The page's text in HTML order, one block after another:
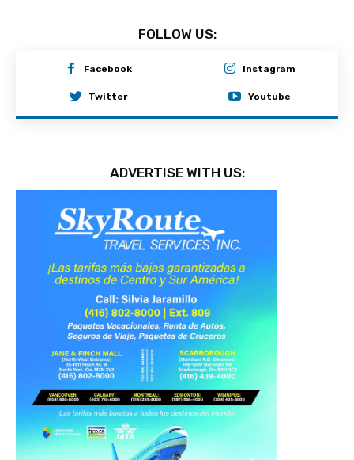
FOLLOW US:
Facebook Instagram
Twitter Youtube
ADVERTISE WITH US: